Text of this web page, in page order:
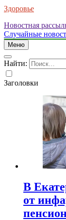
Здоровье
Новостная
Случайные
Меню
Найти:
Заголовки
В
от